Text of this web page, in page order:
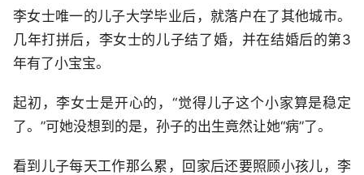
李女士唯一的儿子大学毕业后，就落户在了其他城市。
几年打拼后，李女士的儿子结了婚，并在结婚后的第3
年有了小宝宝。
起初，李女士是开心的，“觉得儿子这个小家算是稳定
了。”可她没想到的是，孙子的出生竟然让她“病”了。
看到儿子每天工作那么累，回家后还要照顾小孩儿，李